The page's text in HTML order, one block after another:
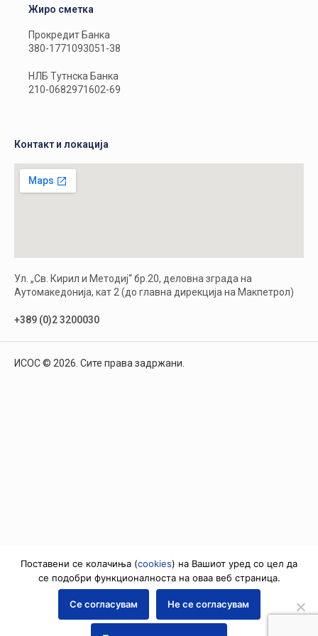
Жиро сметка
Прокредит Банка
380-1771093051-38
НЛБ Тутнска Банка
210-0682971602-69
Контакт и локација
Ул. „Св. Кирил и Методиј“ бр.20, деловна зграда на
Аутомакедонија, кат 2 (до главна дирекција на Макпетрол)
+389 (0)2 3200030
ИСОС © 2026. Сите права задржани.
Поставени се колачиња (cookies) на Вашиот уред со цел да
се подобри функционалноста на оваа веб страница.
Се согласувам Не се согласувам